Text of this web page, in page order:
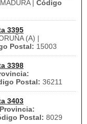
| Código
3395
(A) |
Postal: 15003
3398
Postal: 36211
3403
Provincia:
Postal: 8029